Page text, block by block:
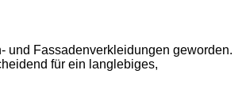
und Fassadenverkleidungen geworden.
für ein langlebiges,